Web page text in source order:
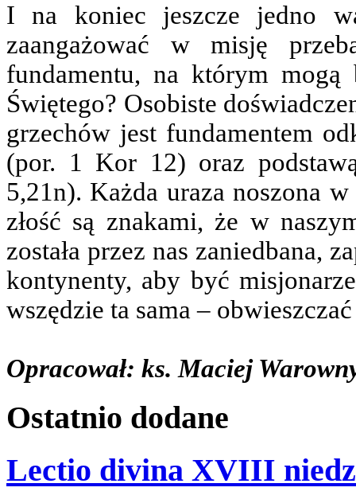
I na koniec jeszcze jedno
zaangażować w misję
fundamentu, na którym mogą
Świętego? Osobiste
grzechów jest fundamentem
(por. 1 Kor 12) oraz
5,21n). Każda uraza noszona
złość są znakami, że w
została przez nas zaniedbana,
kontynenty, aby być
wszędzie ta sama –
Opracował: ks. Maciej
Ostatnio dodane
Lectio divina XVIII